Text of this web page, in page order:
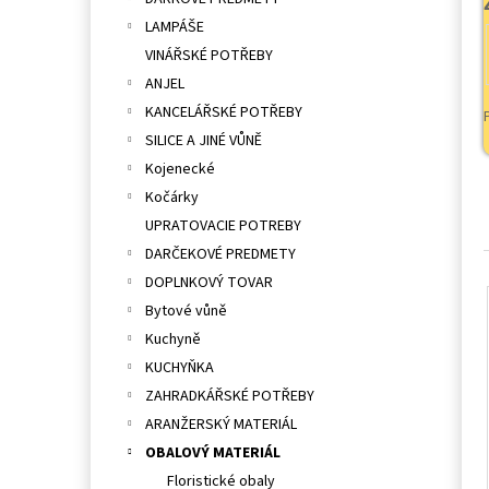
LAMPÁŠE
VINÁŘSKÉ POTŘEBY
ANJEL
KANCELÁŘSKÉ POTŘEBY
SILICE A JINÉ VŮNĚ
Kojenecké
Kočárky
UPRATOVACIE POTREBY
DARČEKOVÉ PREDMETY
DOPLNKOVÝ TOVAR
Bytové vůně
Kuchyně
KUCHYŇKA
ZAHRADKÁŘSKÉ POTŘEBY
ARANŽERSKÝ MATERIÁL
OBALOVÝ MATERIÁL
Floristické obaly